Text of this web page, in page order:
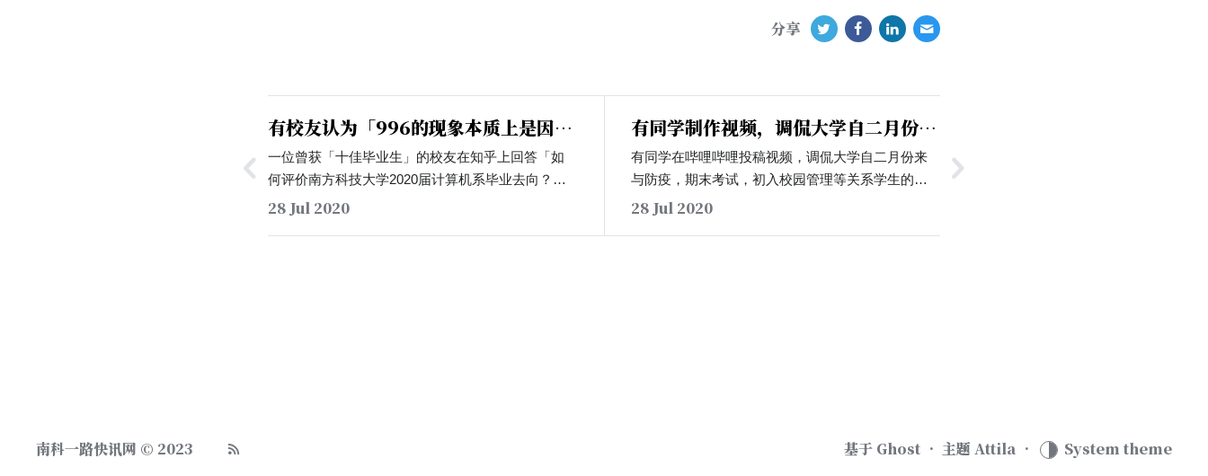
分享
有校友认为「996的现象本质上是因为
我们落后但是有一颗不甘落后的心」
一位曾获「十佳毕业生」的校友在知乎上回答「如
何评价南方科技大学2020届计算机系毕业去向？」
问题。他在回答中表示，计算机科学与工程系近年
28 Jul 2020
有同学制作视频，调侃大学自二月份来
的相关政策
有同学在哔哩哔哩投稿视频，调侃大学自二月份来
与防疫，期末考试，初入校园管理等关系学生的政
策。视频使用《帝国的毁灭》中的经典片段，并配
28 Jul 2020
南科一路快讯网 © 2023 基于 Ghost • 主题Attila • System theme